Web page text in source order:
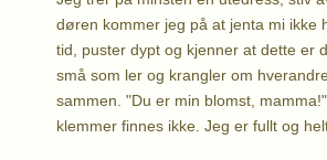
døren kommer jeg på at jenta mi ikke
tid, puster dypt og kjenner at dette er
små som ler og krangler om
sammen. "Du er min blomst,
klemmer finnes ikke. Jeg er fullt og